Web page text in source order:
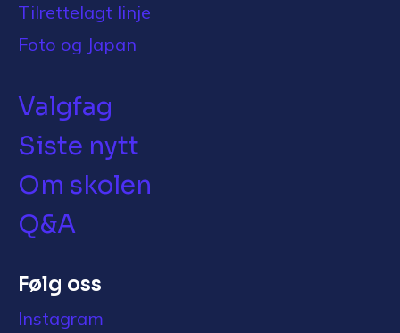
Tilrettelagt linje
Foto og Japan
Valgfag
Siste nytt
Om skolen
Q&A
Følg oss
Instagram